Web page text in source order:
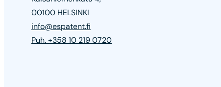
00100 HELSINKI
info@espatent.fi
Puh. +358 10 219 0720